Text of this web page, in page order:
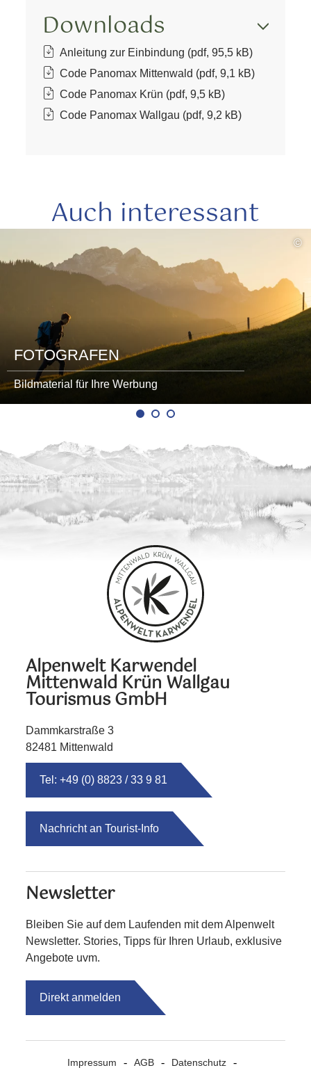
Downloads
Anleitung zur Einbindung (pdf, 95,5 kB)
Code Panomax Mittenwald (pdf, 9,1 kB)
Code Panomax Krün (pdf, 9,5 kB)
Code Panomax Wallgau (pdf, 9,2 kB)
Auch interessant
©
FOTOGRAFEN
Bildmaterial für Ihre Werbung
Alpenwelt Karwendel
Mittenwald Krün Wallgau
Tourismus GmbH
Dammkarstraße 3
82481 Mittenwald
Tel: +49 (0) 8823 / 33 9 81
Nachricht an Tourist-Info
Newsletter
Bleiben Sie auf dem Laufenden mit dem Alpenwelt
Newsletter. Stories, Tipps für Ihren Urlaub, exklusive
Angebote uvm.
Direkt anmelden
Impressum AGB
Datenschutz